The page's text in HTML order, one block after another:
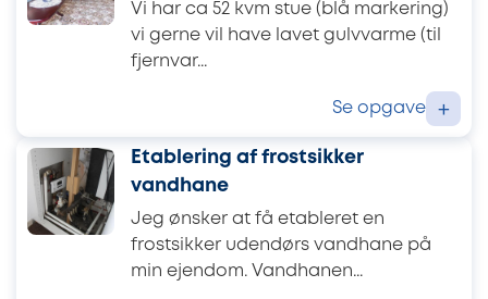
Vi har ca 52 kvm stue (blå markering)
vi gerne vil have lavet gulvvarme (til
fjernvar...
Se opgave +
Etablering af frostsikker
vandhane
Jeg ønsker at få etableret en
frostsikker udendørs vandhane på
min ejendom. Vandhanen...